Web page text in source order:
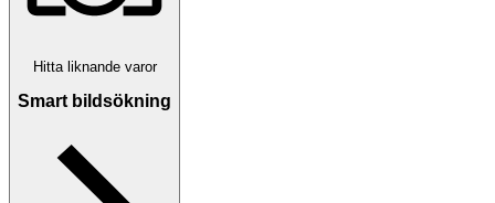
Hitta liknande varor
Smart bildsökning